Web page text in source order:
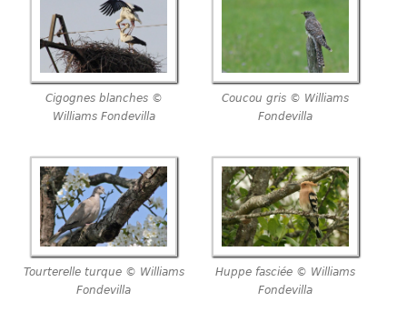
Cigognes blanches ©
Williams Fondevilla
Coucou gris © Williams
Fondevilla
Tourterelle turque © Williams
Fondevilla
Huppe fasciée © Williams
Fondevilla